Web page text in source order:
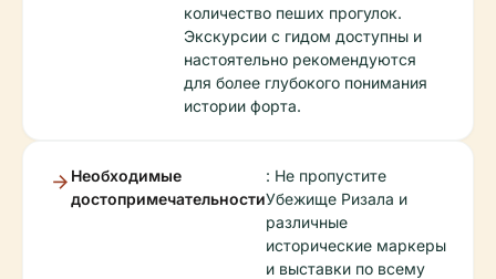
количество пеших прогулок.
Экскурсии с гидом доступны и
настоятельно рекомендуются
для более глубокого понимания
истории форта.
Необходимые
достопримечательности
: Не пропустите
Убежище Ризала и
различные
исторические маркеры
и выставки по всему